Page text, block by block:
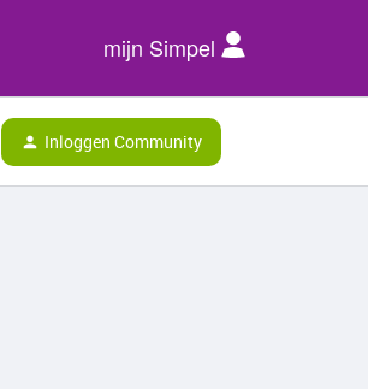
mijn Simpel
Inloggen Community